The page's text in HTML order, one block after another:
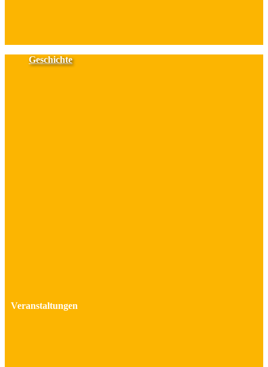
Geschichte
Veranstaltungen